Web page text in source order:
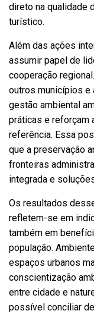
direto na qualidade
turístico.
Além das ações
assumir papel de
cooperação
outros municípios e
gestão ambiental
práticas e reforçam
referência. Essa
que a preservação
fronteiras
integrada e
Os resultados
refletem-se em
também em
população.
espaços urbanos
conscientização
entre cidade e
possível conciliar